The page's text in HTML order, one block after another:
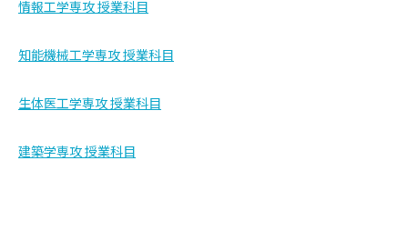
情報工学専攻 授業科目
知能機械工学専攻 授業科目
生体医工学専攻 授業科目
建築学専攻 授業科目